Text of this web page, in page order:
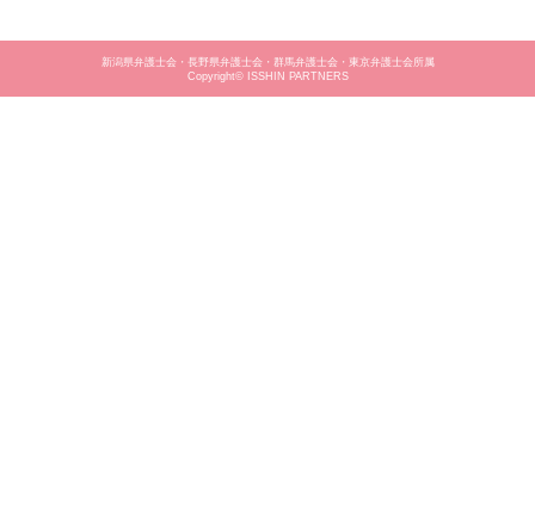
新潟県弁護士会・長野県弁護士会・群馬弁護士会・東京弁護士会所属
Copyright© ISSHIN PARTNERS